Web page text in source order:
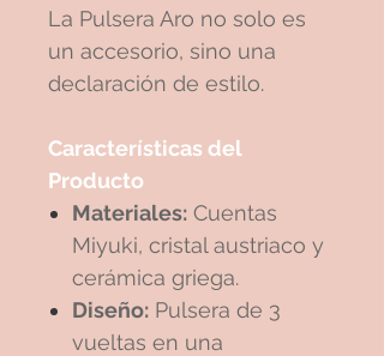
La Pulsera Aro no solo es
un accesorio, sino una
declaración de estilo.
Características del
Producto
Materiales: Cuentas
Miyuki, cristal austriaco y
cerámica griega.
Diseño: Pulsera de 3
vueltas en una